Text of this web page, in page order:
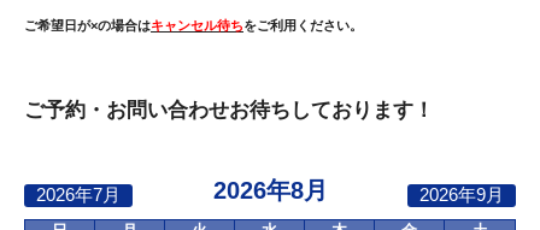
ご希望日が×の場合はキャンセル待ちをご利用ください。
ご予約・お問い合わせお待ちしております！
2026年8月
2026年7月 2026年9月